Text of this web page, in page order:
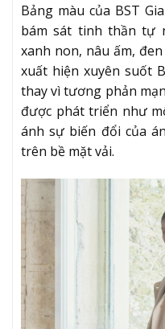
Bảng màu của BST
bám sát tinh thần tự
xanh non, nâu ấm,
xuất hiện xuyên suốt
thay vì tương phản
được phát triển như
ánh sự biến đổi của
trên bề mặt vải.